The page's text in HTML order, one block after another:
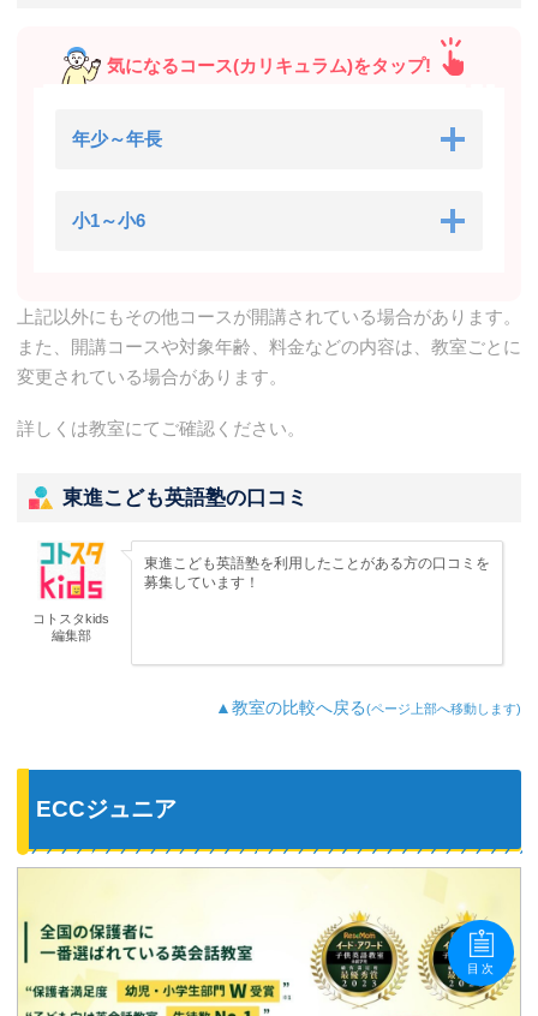
気になるコース(カリキュラム)をタップ!
年少～年長
小1～小6
上記以外にもその他コースが開講されている場合があります。
また、開講コースや対象年齢、料金などの内容は、教室ごとに
変更されている場合があります。
詳しくは教室にてご確認ください。
東進こども英語塾の口コミ
コトスタkids
編集部
東進こども英語塾を利用したことがある方の口コミを
募集しています！
▲教室の比較へ戻る(ページ上部へ移動します)
ECCジュニア
目次